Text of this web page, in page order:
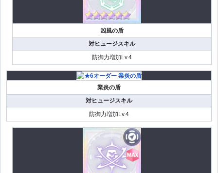
凶風の盾
対ヒュージスキル
防御力増加Lv.4
業炎の盾
対ヒュージスキル
防御力増加Lv.4